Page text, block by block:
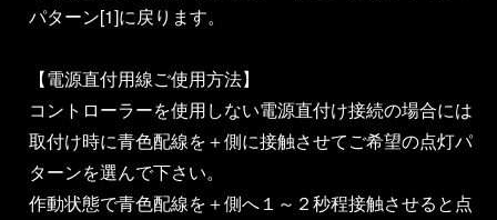
パターン[1]に戻ります。
【電源直付用線ご使用方法】
コントローラーを使用しない電源直付け接続の場合には
取付け時に青色配線を＋側に接触させてご希望の点灯パ
ターンを選んで下さい。
作動状態で青色配線を＋側へ１～２秒程接触させると点